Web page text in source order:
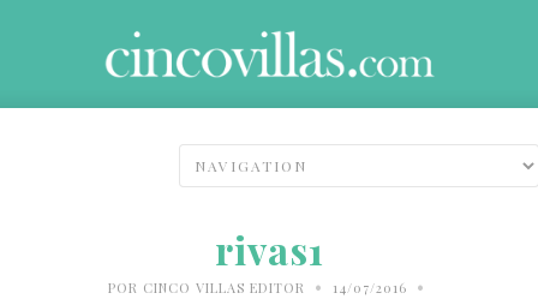
rivas1
POR CINCO VILLAS EDITOR • 14/07/2016 •